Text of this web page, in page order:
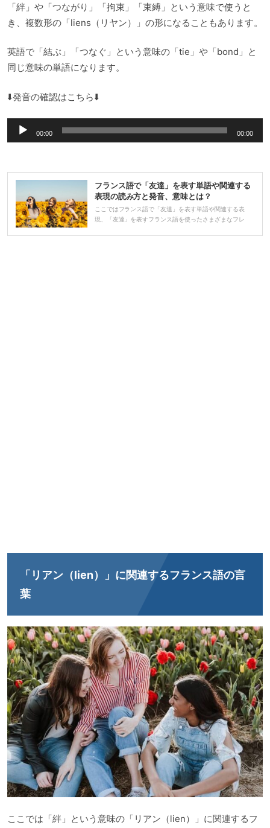
「絆」や「つながり」「拘束」「束縛」という意味で使うと
き、複数形の「liens（リヤン）」の形になることもあります。
英語で「結ぶ」「つなぐ」という意味の「tie」や「bond」と
同じ意味の単語になります。
⬇️発音の確認はこちら⬇️
声
レ
ヤ
ー
00:00 00:00
フランス語で「友達」を表す単語や関連する
表現の読み方と発音、意味とは？
ここではフランス語で「友達」を表す単語や関連する表
現、「友達」を表すフランス語を使ったさまざまなフレ
「リアン（lien）」に関連するフランス語の言
葉
ここでは「絆」という意味の「リアン（lien）」に関連するフ